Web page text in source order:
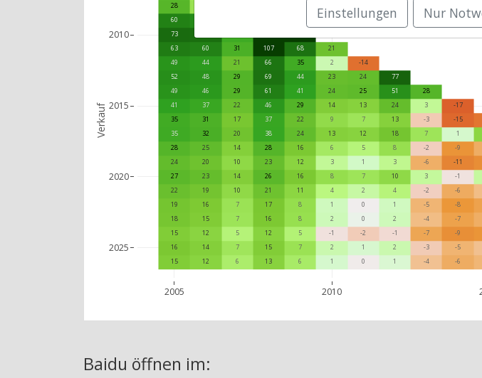
28
60
73
63
60 31 107 68
21
49
44 21 66 35 2
-14
52
48 29 69 44 23 24
77
49
46 29 61 41 24 25 51
28
41
37 22 46 29 14 13 24 3 -17
35 31 17 37 22 9 7 13 -3 -15
35 32 20 38 24 13 12 18 7 1
28
25 14 28 16 6 5 8 -2 -9
24
20 10 23 12 3 1 3 -6 -11
27
23 14 26 16 8 7 10 3 -1
22
19 10 21 11 4 2 4 -2 -6
19
16 7 17 8 1 0 1 -5 -8
18
15 7 16 8 2 0 2 -4 -7
15
12 5 12 5 -1 -2 -1 -7 -9
16
14 7 15 7 2 1 2 -3 -5
15
12 6 13 6 1 0 1 -4 -6
2005 2010
2025
2020
2015
2010
Verkauf
Baidu öffnen im:
Einstellungen Nur